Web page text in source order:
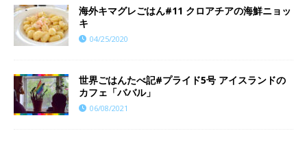
海外キマグレごはん#11 クロアチアの海鮮ニョッ
キ
04/25/2020
世界ごはんたべ記#プライド5号 アイスランドの
カフェ「ババル」
06/08/2021